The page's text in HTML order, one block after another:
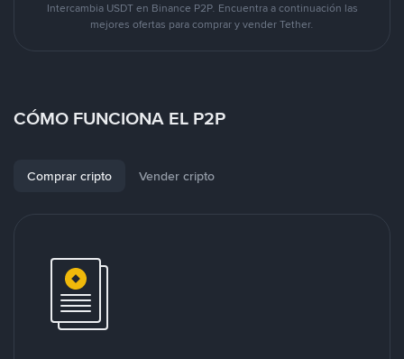
Intercambia USDT en Binance P2P. Encuentra a continuación las
mejores ofertas para comprar y vender Tether.
CÓMO FUNCIONA EL P2P
Comprar cripto Vender cripto